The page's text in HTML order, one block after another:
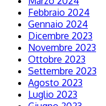
Febbraio 2024
Gennaio 2024
Dicembre 2023
Novembre 2023
Ottobre 2023
Settembre 2023
Agosto 2023
Luglio 2023